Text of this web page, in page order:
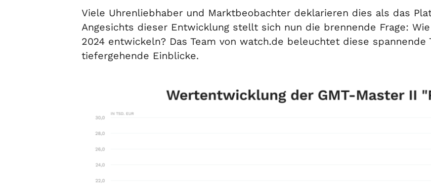
Viele Uhrenliebhaber und Marktbeobachter deklarieren dies als das
Angesichts dieser Entwicklung stellt sich nun die brennende Frage:
2024 entwickeln? Das Team von watch.de beleuchtet diese
tiefergehende Einblicke.